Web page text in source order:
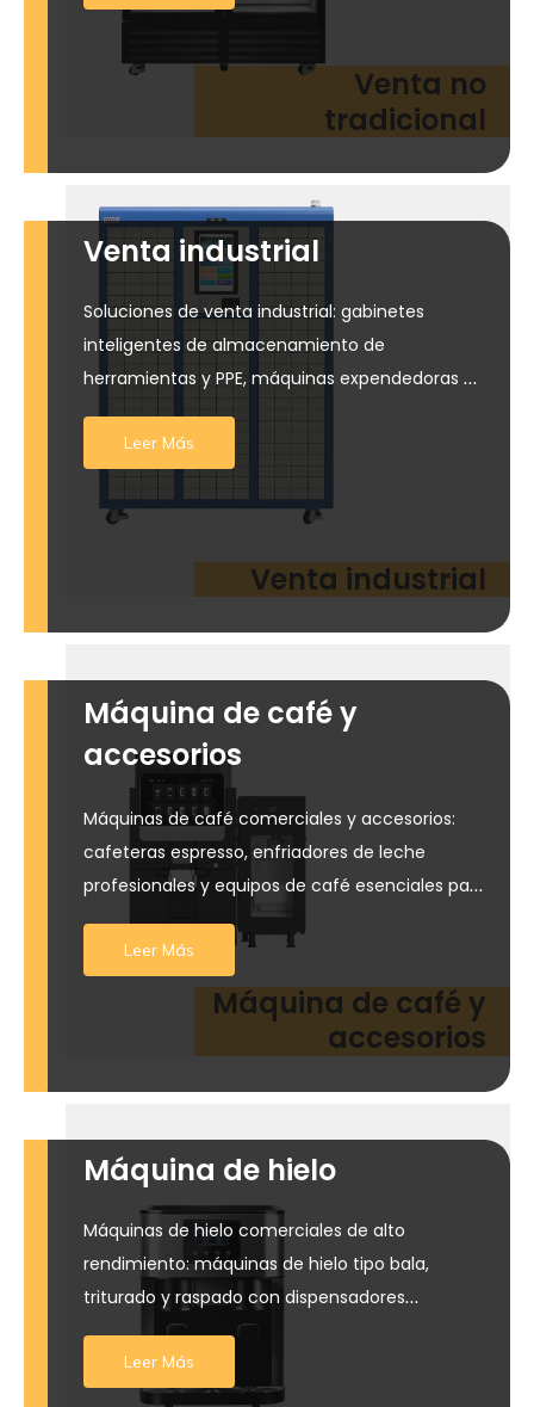
Venta no
tradicional
minoristas premium.
Venta industrial
Venta industrial
Soluciones de venta industrial: gabinetes
inteligentes de almacenamiento de
herramientas y PPE, máquinas expendedoras de
herramientas en espiral, sistemas de gestión de
repuestos para lugares de trabajo
Leer Más
Máquina de café y
accesorios
Máquina de café y
accesorios
Máquinas de café comerciales y accesorios:
cafeteras espresso, enfriadores de leche
profesionales y equipos de café esenciales para
cafeterías, oficinas y empresas expendedoras
Leer Más
Máquina de hielo
Máquinas de hielo comerciales de alto
rendimiento: máquinas de hielo tipo bala,
triturado y raspado con dispensadores
incorporados, ideales para el hogar, la oficina,
cafeterías y servicios de alimentos
Leer Más